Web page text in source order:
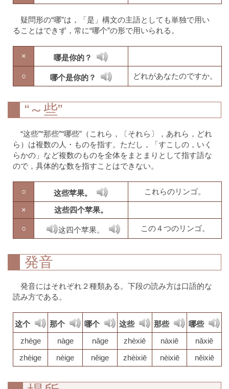
疑問形の“哪”は，「是」構文の主語としても単独で用い
ることはできず，常に“哪个”の形で用いられる。
× 哪是你的？
○ 哪个是你的？ どれがあなたのですか。
“～些”
“这些”“那些”“哪些”（これら，〔それら〕，あれら，どれ
ら）は複数の人・ものを指す。ただし，「すこしの，いく
らかの」など複数のものを全体をまとまりとして指す語な
ので，具体的な数を指すことはできない。
○ 这些苹果。 これらのリンゴ。
× 这些四个苹果。
○ 这四个苹果。 この４つのリンゴ。
発音
発音にはそれぞれ２種類ある。下段の読み方は口語的な
読み方である。
这个 那个 哪个 这些 那些
哪些
zhège
nàge nǎge zhèxiē nàxiē
nǎxiē
zhèige
nèige něige zhèixiē nèixiē něixiē